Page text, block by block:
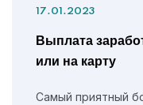
17.01.2023
Выплата
или на карту
Самый приятный